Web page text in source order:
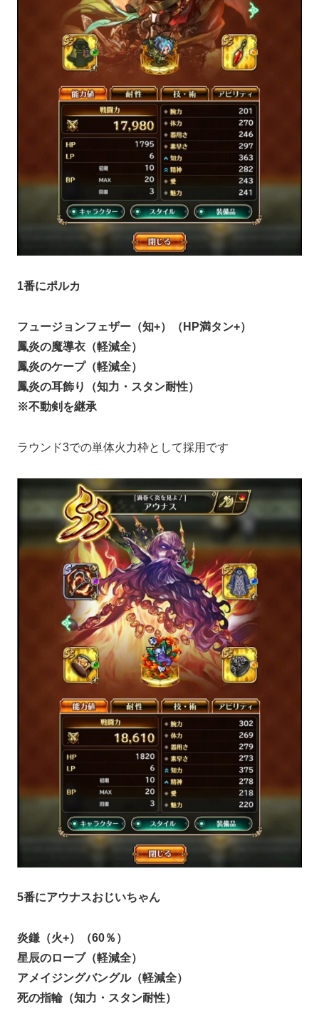
1番にポルカ
フュージョンフェザー（知+）（HP満タン+）
鳳炎の魔導衣（軽減全）
鳳炎のケープ（軽減全）
鳳炎の耳飾り（知力・スタン耐性）
※不動剣を継承
ラウンド3での単体火力枠として採用です
5番にアウナスおじいちゃん
炎鎌（火+）（60％）
星辰のローブ（軽減全）
アメイジングバングル（軽減全）
死の指輪（知力・スタン耐性）